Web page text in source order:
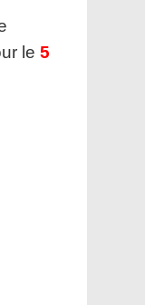
le 5